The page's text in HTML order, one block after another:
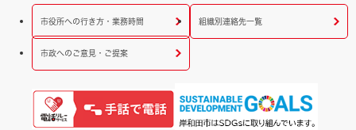
市役所への行き方・業務時間 組織別連絡先一覧
市政へのご意見・ご提案